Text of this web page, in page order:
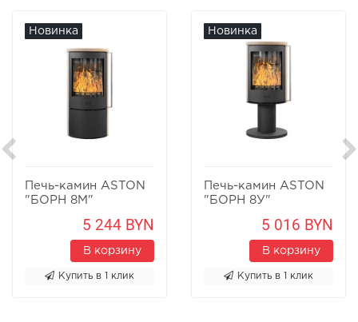
Новинка
Печь-камин ASTON
"БОРН 8М"
5 244 BYN
В корзину
Купить в 1 клик
Новинка
Печь-камин ASTON
"БОРН 8У"
5 016 BYN
В корзину
Купить в 1 клик